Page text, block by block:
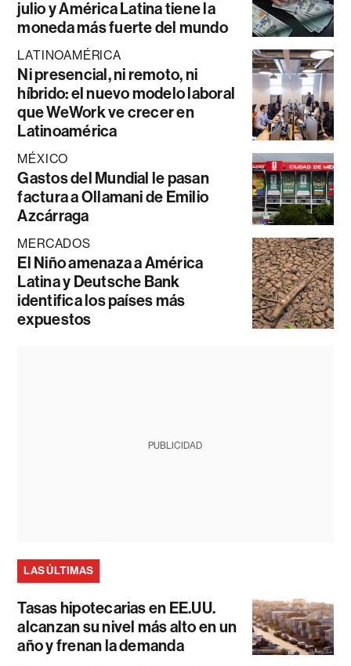
julio y América Latina tiene la
moneda más fuerte del mundo
LATINOAMÉRICA
Ni presencial, ni remoto, ni
híbrido: el nuevo modelo laboral
que WeWork ve crecer en
Latinoamérica
MÉXICO
Gastos del Mundial le pasan
factura a Ollamani de Emilio
Azcárraga
MERCADOS
El Niño amenaza a América
Latina y Deutsche Bank
identifica los países más
expuestos
PUBLICIDAD
LAS ÚLTIMAS
Tasas hipotecarias en EE.UU.
alcanzan su nivel más alto en un
año y frenan la demanda